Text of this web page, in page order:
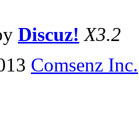
Discuz! X3.2
Comsenz Inc.